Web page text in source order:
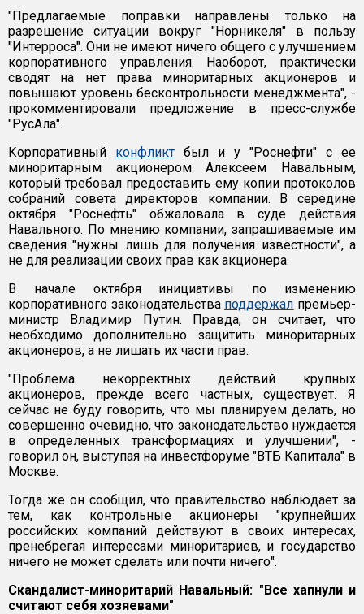
"Предлагаемые поправки направлены только на
разрешение ситуации вокруг "Норникеля" в пользу
"Интерроса". Они не имеют ничего общего с улучшением
корпоративного управления. Наоборот, практически
сводят на нет права миноритарных акционеров и
повышают уровень бесконтрольности менеджмента", -
прокомментировали предложение в пресс-службе
"РусАла".
Корпоративный конфликт был и у "Роснефти" с ее
миноритарным акционером Алексеем Навальным,
который требовал предоставить ему копии протоколов
собраний совета директоров компании. В середине
октября "Роснефть" обжаловала в суде действия
Навального. По мнению компании, запрашиваемые им
сведения "нужны лишь для получения известности", а
не для реализации своих прав как акционера.
В начале октября инициативы по изменению
корпоративного законодательства поддержал премьер-
министр Владимир Путин. Правда, он считает, что
необходимо дополнительно защитить миноритарных
акционеров, а не лишать их части прав.
"Проблема некорректных действий крупных
акционеров, прежде всего частных, существует. Я
сейчас не буду говорить, что мы планируем делать, но
совершенно очевидно, что законодательство нуждается
в определенных трансформациях и улучшении", -
говорил он, выступая на инвестфоруме "ВТБ Капитала" в
Москве.
Тогда же он сообщил, что правительство наблюдает за
тем, как контрольные акционеры "крупнейших
российских компаний действуют в своих интересах,
пренебрегая интересами миноритариев, и государство
ничего не может сделать или почти ничего".
Скандалист-миноритарий Навальный: "Все хапнули и
считают себя хозяевами"